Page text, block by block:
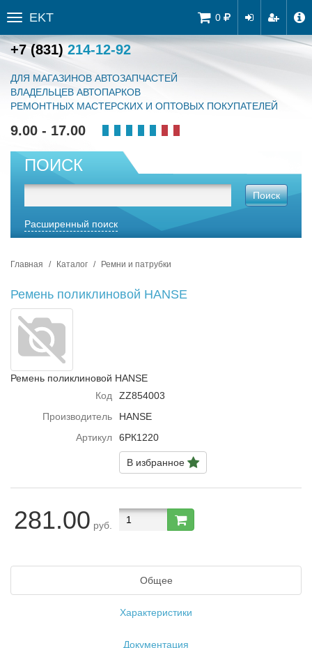
0
Toggle
sidebar
EKT
+7 (831) 214-12-92
ДЛЯ МАГАЗИНОВ АВТОЗАПЧАСТЕЙ
ВЛАДЕЛЬЦЕВ АВТОПАРКОВ
РЕМОНТНЫХ МАСТЕРСКИХ И ОПТОВЫХ ПОКУПАТЕЛЕЙ
9.00 - 17.00
ПОИСК
Поиск
Расширенный поиск
Главная Каталог Ремни и патрубки
Ремень поликлиновой HANSE
Ремень поликлиновой HANSE
Код
ZZ854003
Производитель
HANSE
Артикул
6РК1220
В избранное
281.00 руб.
Общее
Характеристики
Документация